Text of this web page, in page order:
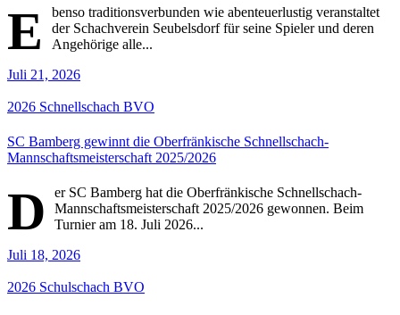
E
benso traditionsverbunden wie abenteuerlustig veranstaltet
der Schachverein Seubelsdorf für seine Spieler und deren
Angehörige alle...
Juli 21, 2026
2026 Schnellschach BVO
SC Bamberg gewinnt die Oberfränkische Schnellschach-
Mannschaftsmeisterschaft 2025/2026
D
er SC Bamberg hat die Oberfränkische Schnellschach-
Mannschaftsmeisterschaft 2025/2026 gewonnen. Beim
Turnier am 18. Juli 2026...
Juli 18, 2026
2026 Schulschach BVO